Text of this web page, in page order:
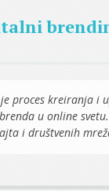
proces kreiranja i
u online
i društvenih